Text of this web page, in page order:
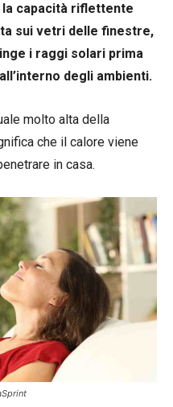
capacità riflettente
sui vetri delle finestre,
i raggi solari prima
degli ambienti.
molto alta della
che il calore viene
in casa.